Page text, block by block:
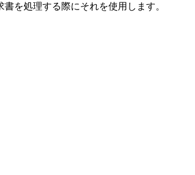
を処理する際にそれを使用します。